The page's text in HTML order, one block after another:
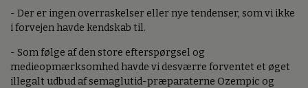
- Der er ingen overraskelser eller nye tendenser, som vi ikke
i forvejen havde kendskab til.
- Som følge af den store efterspørgsel og
medieopmærksomhed havde vi desværre forventet et øget
illegalt udbud af semaglutid-præparaterne Ozempic og